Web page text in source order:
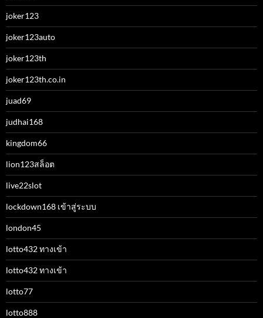
joker123
joker123auto
joker123th
joker123th.co.in
juad69
judhai168
kingdom66
lion123สล็อต
live22slot
lockdown168 เข้าสู่ระบบ
london45
lotto432 ทางเข้า
lotto432 ทางเข้า
lotto77
lotto888